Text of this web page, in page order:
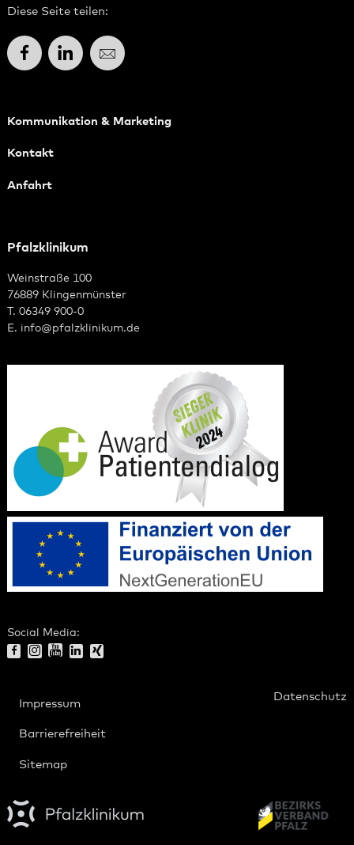
Diese Seite teilen:
FacebookLinkedInE-Mail
Kommunikation & Marketing
Kontakt
Anfahrt
Pfalzklinikum
Weinstraße 100
76889 Klingenmünster
T. 06349 900-0
E. info@pfalzklinikum.de
Social Media:
Impressum
Datenschutz
Barrierefreiheit
Sitemap